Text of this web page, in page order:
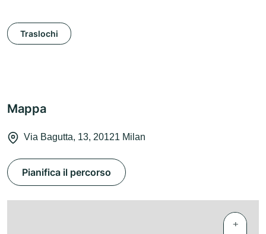
Traslochi
Mappa
Via Bagutta, 13, 20121 Milan
Pianifica il percorso
+